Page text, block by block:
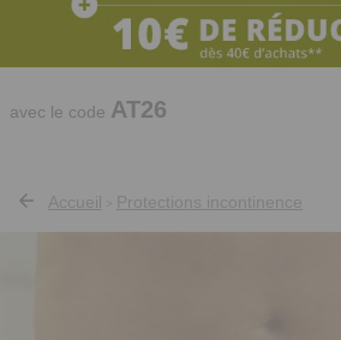
10€ de réduction dès 40€ d'achat. Offre
valable du 03/08/2026 au 12/08/2026.
avec le code AT26
Accueil Protections incontinence